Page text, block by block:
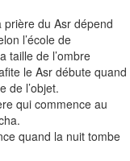
prière du Asr dépend
l’école de
taille de l’ombre
le Asr débute quand
de l’objet.
qui commence au
quand la nuit tombe